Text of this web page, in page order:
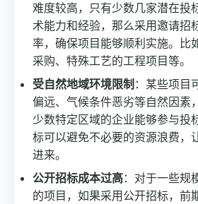
难度较高，只有少数几家潜在投
术能力和经验，那么采用邀请招
率，确保项目能够顺利实施。比
采购、特殊工艺的工程项目等。
受自然地域环境限制 ：某些项目
偏远、气候条件恶劣等自然因素
少数特定区域的企业能够参与投
标可以避免不必要的资源浪费，
进来。
公开招标成本过高：对于一些规
的项目，如果采用公开招标，前